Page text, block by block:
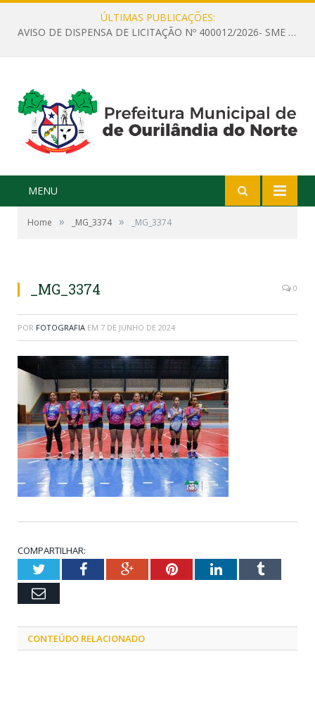
ÚLTIMAS PUBLICAÇÕES:
AVISO DE DISPENSA DE LICITAÇÃO Nº 400012/2026- SME – CONTRATAÇÃO DE EMPRESA ESPECIALIZADA PARA LOCAÇÃO DE ÔNIBUS EXECUTIVO COM CAPACIDADE DE 60 (SESSENTA) POLTRONAS, PARA TRANSPORTAR PROFESSORES RESPONSÁVEIS E ALUNOS PARA BRASÍLIA, COM SAÍDA DIA 10/08/2026 E RETORNO DIA 14/08/2026
MENU
Home » _MG_3374 » _MG_3374
_MG_3374 0
POR FOTOGRAFIA EM 7 DE JUNHO DE 2024
COMPARTILHAR:
TwitterFacebookGoogle+PinterestLinkedInTumblr
Email
CONTEÚDO RELACIONADO